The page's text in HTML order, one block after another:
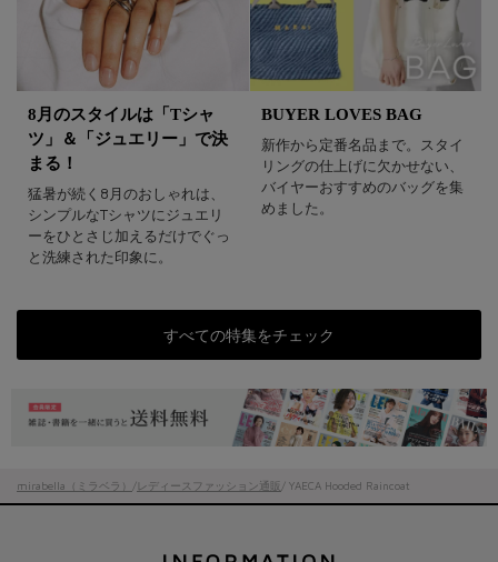
8月のスタイルは「Tシャ
ツ」＆「ジュエリー」で決
まる！
猛暑が続く8月のおしゃれは、
シンプルなTシャツにジュエリ
ーをひとさじ加えるだけでぐっ
と洗練された印象に。
BUYER LOVES BAG
新作から定番名品まで。スタイ
リングの仕上げに欠かせない、
バイヤーおすすめのバッグを集
めました。
すべての特集をチェック
mirabella（ミラベラ） / レディースファッション通販 / YAECA Hooded Raincoat